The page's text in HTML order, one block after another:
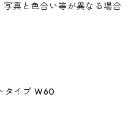
写真と色合い等が異なる場合
タイプ W60